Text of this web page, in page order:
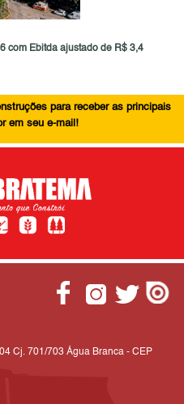
com Ebitda ajustado de R$ 3,4
para receber as principais
em seu e-mail!
Cj. 701/703 Água Branca - CEP